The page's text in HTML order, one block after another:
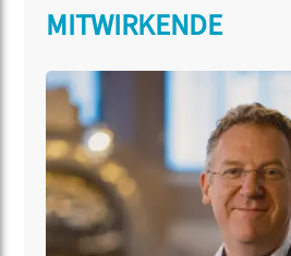
MITWIRKENDE